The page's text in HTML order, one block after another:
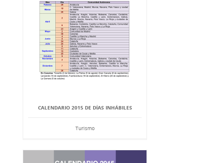
CALENDARIO 2015 DE DÍAS INHÁBILES
Turismo